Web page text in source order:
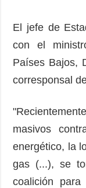
El jefe de
con el
Países Bajos,
corresponsal
masivos
energético, la
gas (...), se
coalición